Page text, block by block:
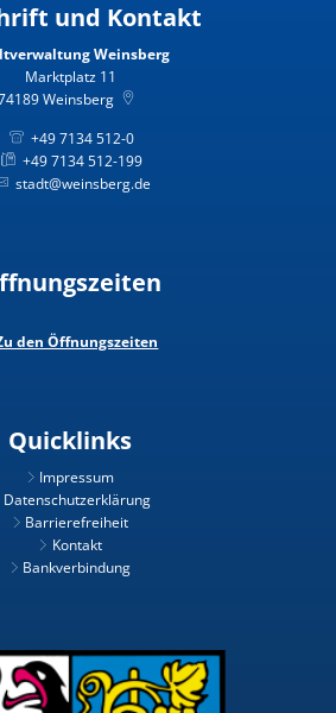
und Kontakt
Weinsberg
Marktplatz 11
Weinsberg
+49 7134 512-0
+49 7134 512-199
stadt@weinsberg.de
den Öffnungszeiten
Quicklinks
Impressum
Datenschutzerklärung
Barrierefreiheit
Kontakt
Bankverbindung